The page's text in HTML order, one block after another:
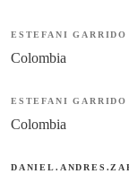
ESTEFANI GARRIDO
Colombia
ESTEFANI GARRIDO
Colombia